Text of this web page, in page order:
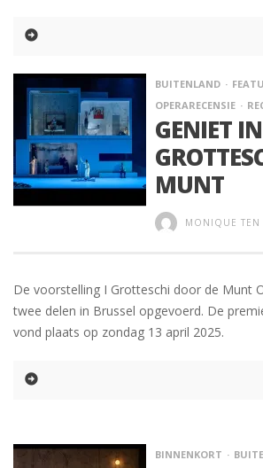
BUITENLAND
OPERARECENSIE
GENIET
MUNT
MONIQUE TEN
De voorstelling I Grotteschi door de Munt
twee delen in Brussel opgevoerd. De
vond plaats op zondag 13 april 2025.
BINNENKORT